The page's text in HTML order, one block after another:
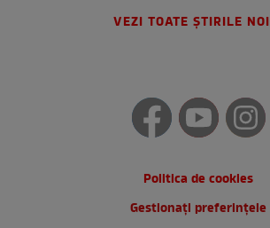
VEZI TOATE ȘTIRILE NOI
Politica de cookies
Gestionați preferințele